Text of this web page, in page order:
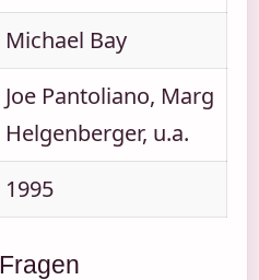
Michael Bay
Joe Pantoliano, Marg
Helgenberger, u.a.
1995